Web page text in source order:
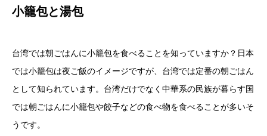
小籠包と湯包
台湾では朝ごはんに小籠包を食べることを知っていますか？日本
では小籠包は夜ご飯のイメージですが、台湾では定番の朝ごはん
として知られています。台湾だけでなく中華系の民族が暮らす国
では朝ごはんに小籠包や餃子などの食べ物を食べることが多いそ
うです。